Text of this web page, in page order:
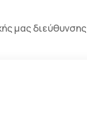
μας διεύθυνσης